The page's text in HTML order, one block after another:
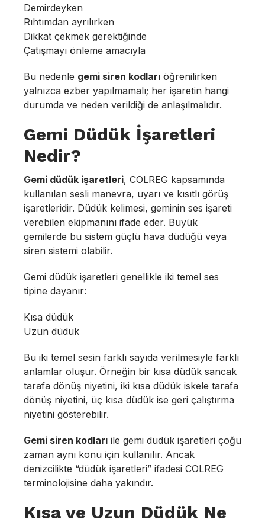
Demirdeyken
Rıhtımdan ayrılırken
Dikkat çekmek gerektiğinde
Çatışmayı önleme amacıyla
Bu nedenle gemi siren kodları öğrenilirken
yalnızca ezber yapılmamalı; her işaretin hangi
durumda ve neden verildiği de anlaşılmalıdır.
Gemi Düdük İşaretleri
Nedir?
Gemi düdük işaretleri, COLREG kapsamında
kullanılan sesli manevra, uyarı ve kısıtlı görüş
işaretleridir. Düdük kelimesi, geminin ses işareti
verebilen ekipmanını ifade eder. Büyük
gemilerde bu sistem güçlü hava düdüğü veya
siren sistemi olabilir.
Gemi düdük işaretleri genellikle iki temel ses
tipine dayanır:
Kısa düdük
Uzun düdük
Bu iki temel sesin farklı sayıda verilmesiyle farklı
anlamlar oluşur. Örneğin bir kısa düdük sancak
tarafa dönüş niyetini, iki kısa düdük iskele tarafa
dönüş niyetini, üç kısa düdük ise geri çalıştırma
niyetini gösterebilir.
Gemi siren kodları ile gemi düdük işaretleri çoğu
zaman aynı konu için kullanılır. Ancak
denizcilikte “düdük işaretleri” ifadesi COLREG
terminolojisine daha yakındır.
Kısa ve Uzun Düdük Ne